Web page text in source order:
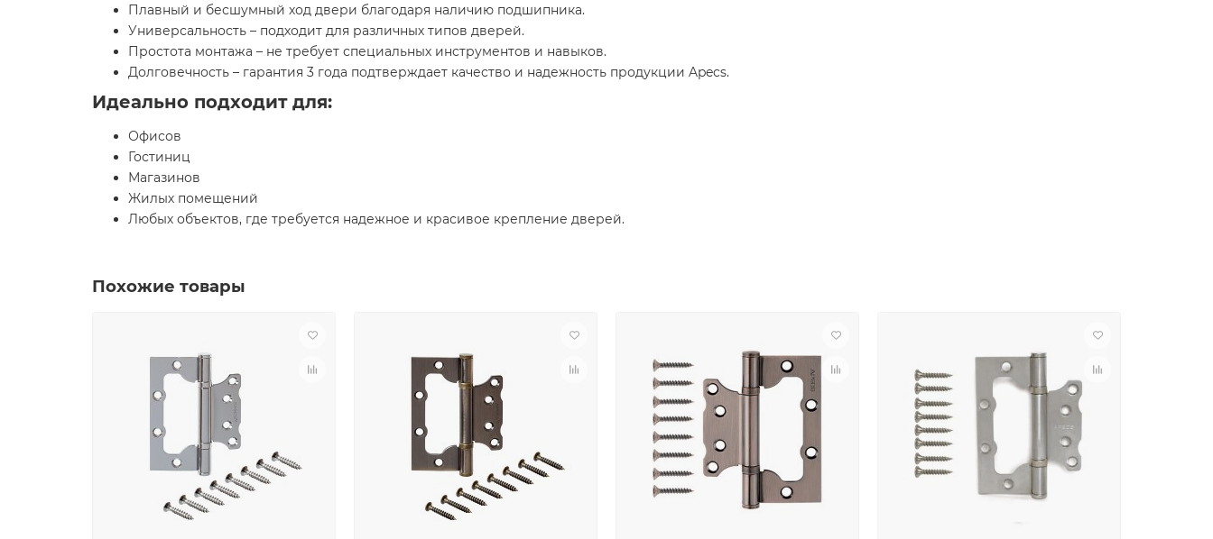
Плавный и бесшумный ход двери благодаря наличию подшипника.
Универсальность – подходит для различных типов дверей.
Простота монтажа – не требует специальных инструментов и навыков.
Долговечность – гарантия 3 года подтверждает качество и надежность продукции Apecs.
Идеально подходит для:
Офисов
Гостиниц
Магазинов
Жилых помещений
Любых объектов, где требуется надежное и красивое крепление дверей.
Похожие товары